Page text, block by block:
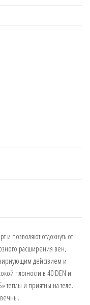
и позволяют отдохнуть от
расширения вен,
действием и
плотности в 40 DEN и
теплы и приятны на теле.